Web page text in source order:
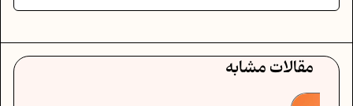
مقالات مشابه